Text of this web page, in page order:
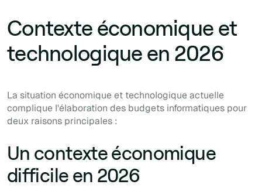
Contexte économique et
technologique en 2026
La situation économique et technologique actuelle
complique l'élaboration des budgets informatiques pour
deux raisons principales :
Un contexte économique
difficile en 2026